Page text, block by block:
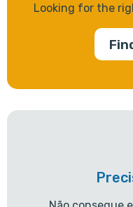
Looking for the